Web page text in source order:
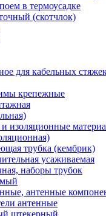
в термоусадке
(скотчлок)
для кабельных
крепежные
изоляционные
трубка (кембрик)
усаживаемая
наборы трубок
антенные
антенные
штекерный